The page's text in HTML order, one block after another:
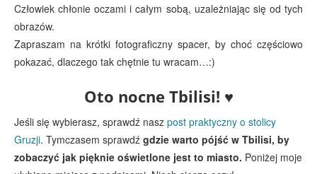
Człowiek chłonie oczami i całym sobą, uzależniając się od tych
obrazów.
Zapraszam na krótki fotograficzny spacer, by choć częściowo
pokazać, dlaczego tak chętnie tu wracam…:)
Oto nocne Tbilisi! ♥
Jeśli się wybierasz, sprawdź nasz post praktyczny o stolicy
Gruzji. Tymczasem sprawdź gdzie warto pójść w Tbilisi, by
zobaczyć jak pięknie oświetlone jest to miasto. Poniżej moje